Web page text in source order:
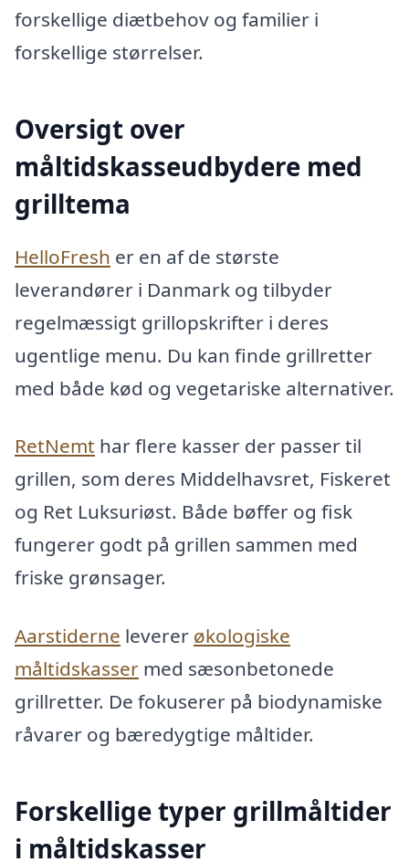
forskellige diætbehov og familier i
forskellige størrelser.
Oversigt over
måltidskasseudbydere med
grilltema
HelloFresh er en af de største
leverandører i Danmark og tilbyder
regelmæssigt grillopskrifter i deres
ugentlige menu. Du kan finde grillretter
med både kød og vegetariske alternativer.
RetNemt har flere kasser der passer til
grillen, som deres Middelhavsret, Fiskeret
og Ret Luksuriøst. Både bøffer og fisk
fungerer godt på grillen sammen med
friske grønsager.
Aarstiderne leverer økologiske
måltidskasser med sæsonbetonede
grillretter. De fokuserer på biodynamiske
råvarer og bæredygtige måltider.
Forskellige typer grillmåltider
i måltidskasser